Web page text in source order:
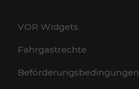
VOR Widgets
Fahrgastrechte
Beförderungsbedingungen